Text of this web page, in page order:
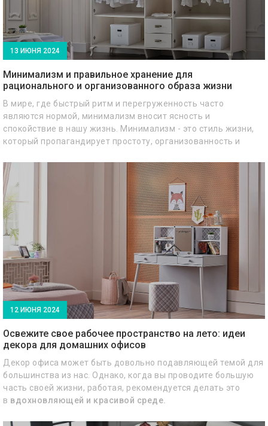
13 ИЮНЯ 2024
Минимализм и правильное хранение для
рационального и организованного образа жизни
В мире, где быстрый ритм и перегруженность часто
являются нормой, минимализм вносит ясность и
спокойствие в нашу жизнь. Минимализм - это стиль жизни,
который пропагандирует простоту, организованность и
продуктам для организованного и устойчивого образа жизни
с мебелью от Bellona.md.
12 ИЮНЯ 2024
Освежите свое рабочее пространство на лето: идеи
декора для домашних офисов
Декор офиса может быть довольно подавляющей темой для
большинства из нас. Однако, когда вы проводите большую
часть своей жизни, работая, рекомендуется делать это
в вдохновляющей и красивой среде.